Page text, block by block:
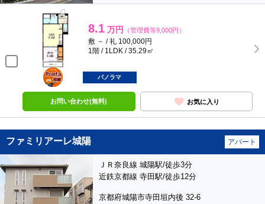
8.1 万円 （管理費等9,000円）
敷 － / 礼 100,000円
1階 / 1LDK / 35.29㎡
ポンタ
部屋
パノラマ
お問い合わせ(無料) お気に入り
ファミリアーレ城陽 アパート
ＪＲ奈良線 城陽駅/徒歩3分
近鉄京都線 寺田駅/徒歩12分
京都府城陽市寺田垣内後 32-6